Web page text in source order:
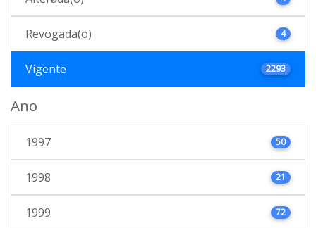
Revogada(o) 4
Vigente 2293
Ano
1997 50
1998 21
1999 72